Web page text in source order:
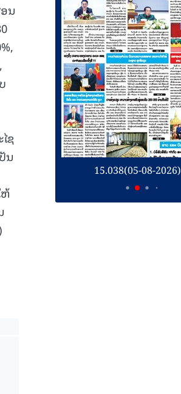
ນ
ຊ
ນ
15.038(05-08-2026)